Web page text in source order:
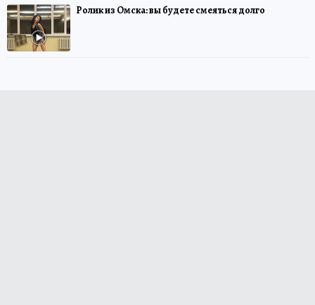
Ролик из Омска: вы будете смеяться долго